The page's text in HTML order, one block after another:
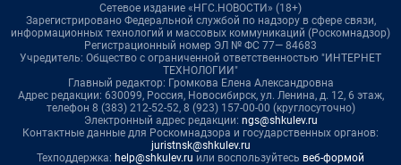
Сетевое издание «НГС.НОВОСТИ» (18+)
Зарегистрировано Федеральной службой по надзору в сфере связи,
информационных технологий и массовых коммуникаций (Роскомнадзор)
Регистрационный номер ЭЛ № ФС 77— 84683
Учредитель: Общество с ограниченной ответственностью "ИНТЕРНЕТ
ТЕХНОЛОГИИ"
Главный редактор: Громкова Елена Александровна
Адрес редакции: 630099, Россия, Новосибирск, ул. Ленина, д. 12, 6 этаж,
телефон 8 (383) 212-52-52, 8 (923) 157-00-00 (круглосуточно)
Электронный адрес редакции: ngs@shkulev.ru
Контактные данные для Роскомнадзора и государственных органов:
juristnsk@shkulev.ru
Техподдержка: help@shkulev.ru или воспользуйтесь веб-формой